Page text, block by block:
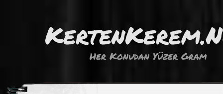
Her Konudan Yüzer Gram